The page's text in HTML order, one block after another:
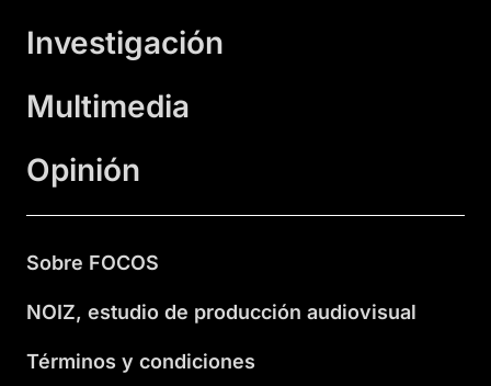
Investigación
Multimedia
Opinión
Sobre FOCOS
NOIZ, estudio de producción audiovisual
Términos y condiciones